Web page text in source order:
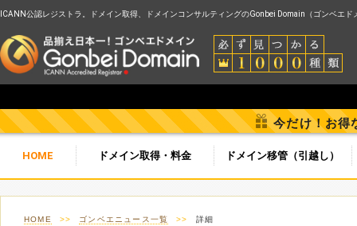
ICANN公認レジストラ。ドメイン取得、ドメインコンサルティングのGonbei Domain（ゴンベエド
今だけ！お得
HOME ドメイン取得・料金 ドメイン移管（引越し）
HOME >> ゴンベエニュース一覧 >> 詳細